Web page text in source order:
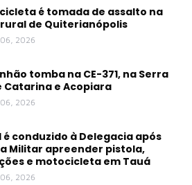
é tomada de assalto na
de Quiterianópolis
2026
tomba na CE-371, na Serra
Catarina e Acopiara
2026
é conduzido à Delegacia após
Militar apreender pistola,
e motocicleta em Tauá
2026